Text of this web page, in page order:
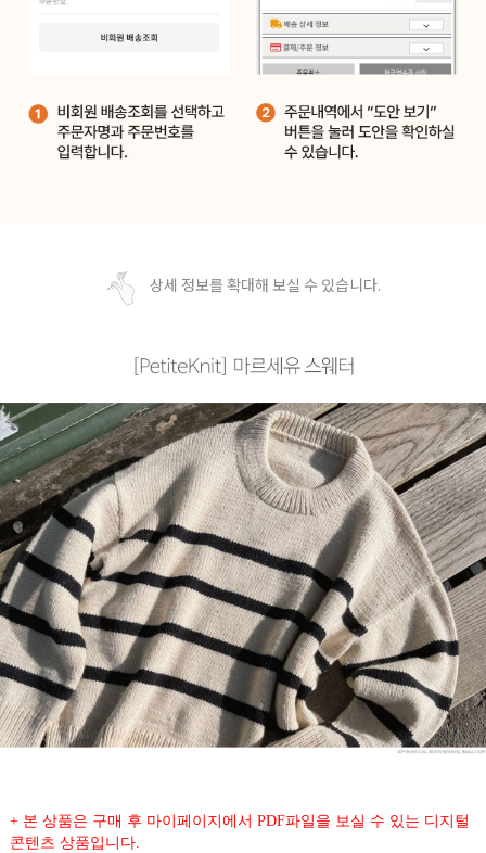
상세 정보를 확대해 보실 수 있습니다.
+ 본 상품은 구매 후 마이페이지에서 PDF파일을 보실 수 있는 디지털
콘텐츠 상품입니다.